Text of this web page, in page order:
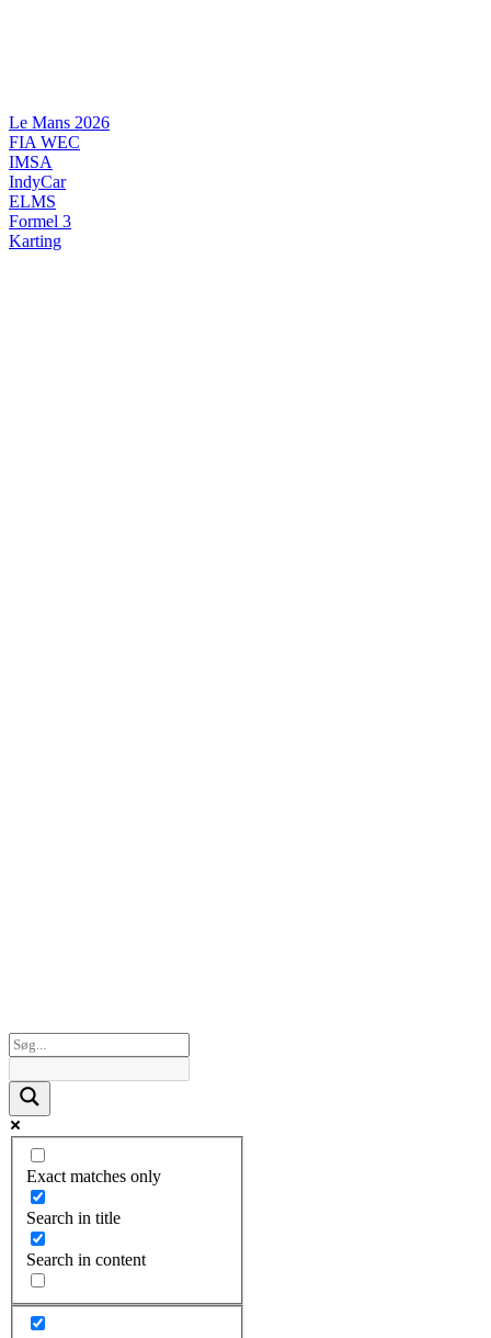
Le Mans 2026
FIA WEC
IMSA
IndyCar
ELMS
Formel 3
Karting
Exact matches only
Search in title
Search in content